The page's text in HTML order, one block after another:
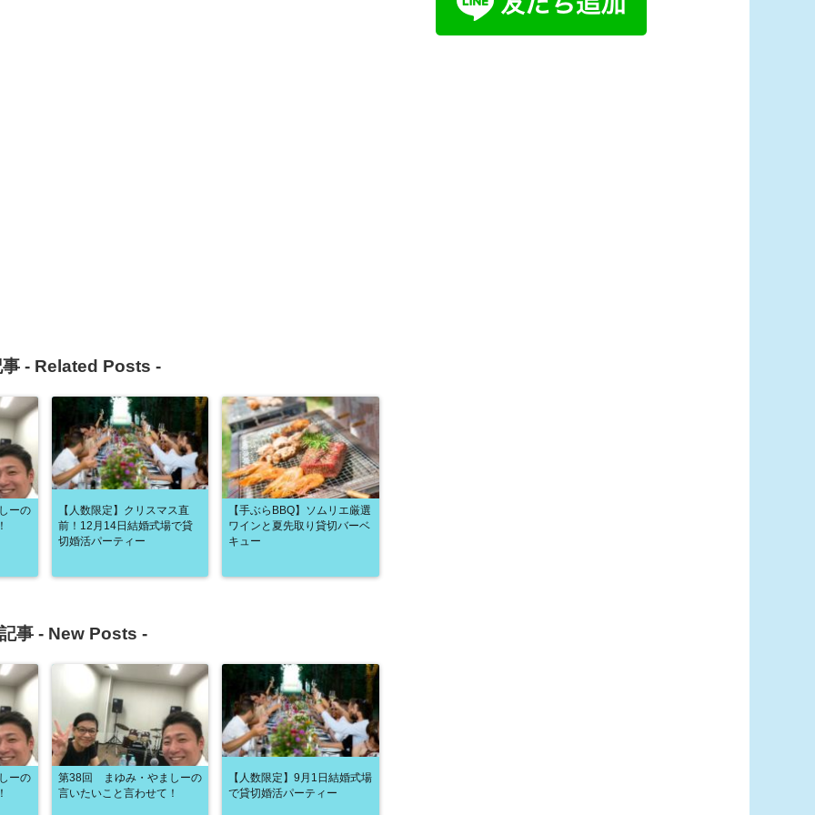
- Related Posts -
ーの
【人数限定】クリスマス直
前！12月14日結婚式場で貸
切婚活パーティー
【手ぶらBBQ】ソムリエ厳選
ワインと夏先取り貸切バーベ
キュー
事 - New Posts -
ーの
第38回 まゆみ・やましーの
言いたいこと言わせて！
【人数限定】9月1日結婚式場
で貸切婚活パーティー